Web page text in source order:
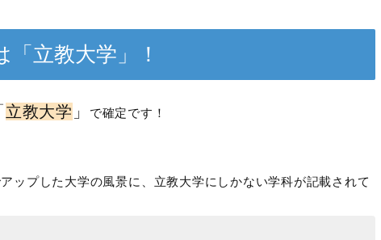
「立教大学」！
立教大学 」 で確定です！
ップした大学の風景に、立教大学にしかない学科が記載されて